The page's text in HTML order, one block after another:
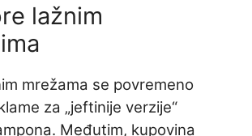
lažnim
mrežama se povremeno
za „jeftinije verzije“
Međutim, kupovina